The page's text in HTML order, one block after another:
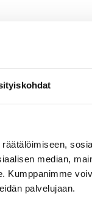
median,
palvelujaan.